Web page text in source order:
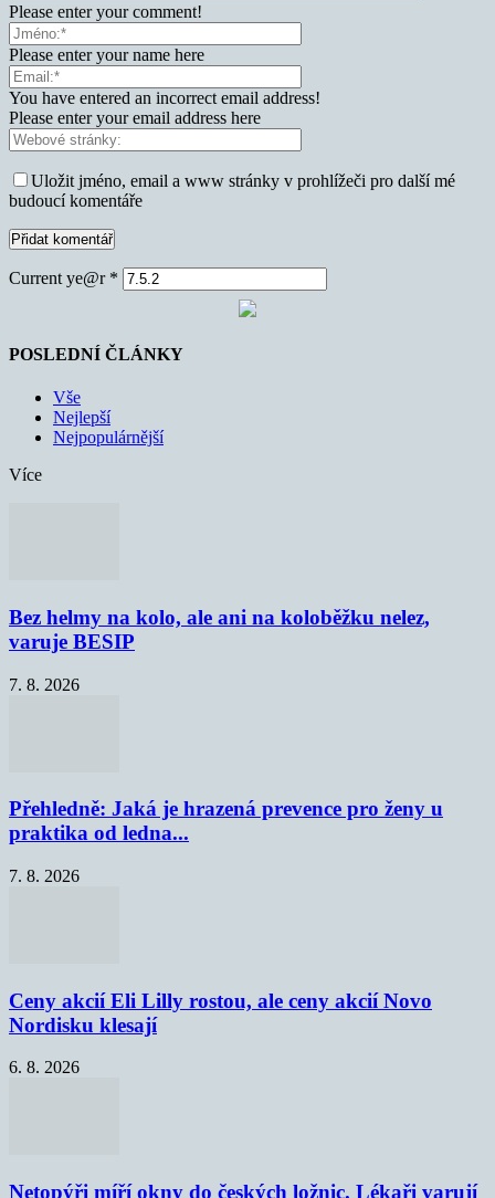
Please enter your comment!
Please enter your name here
You have entered an incorrect email address!
Please enter your email address here
Uložit jméno, email a www stránky v prohlížeči pro další mé
budoucí komentáře
Current ye@r *
POSLEDNÍ ČLÁNKY
Vše
Nejlepší
Nejpopulárnější
Více
Bez helmy na kolo, ale ani na koloběžku nelez,
varuje BESIP
7. 8. 2026
Přehledně: Jaká je hrazená prevence pro ženy u
praktika od ledna...
7. 8. 2026
Ceny akcií Eli Lilly rostou, ale ceny akcií Novo
Nordisku klesají
6. 8. 2026
Netopýři míří okny do českých ložnic. Lékaři varují